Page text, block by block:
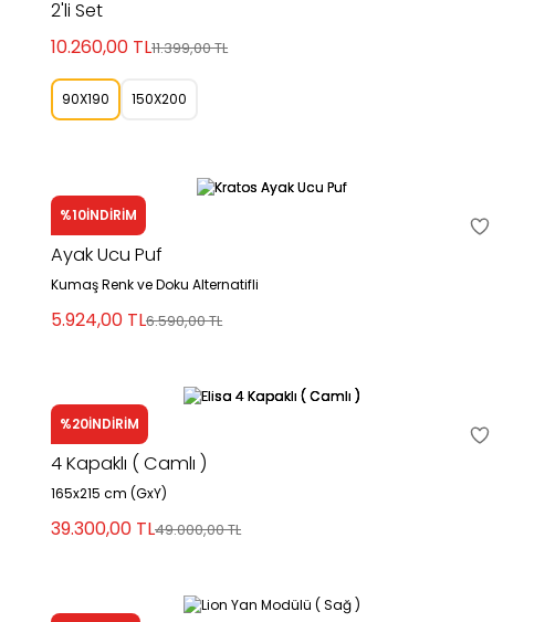
2'li Set
10.260,00 TL11.399,00TL
90X190 150X200
%10İNDİRİM
Kratos
Ayak Ucu Puf
Kumaş Renk ve Doku Alternatifli
5.924,00 TL6.590,00TL
%20İNDİRİM
Elisa
4 Kapaklı ( Camlı )
165x215 cm (GxY)
39.300,00 TL49.000,00TL